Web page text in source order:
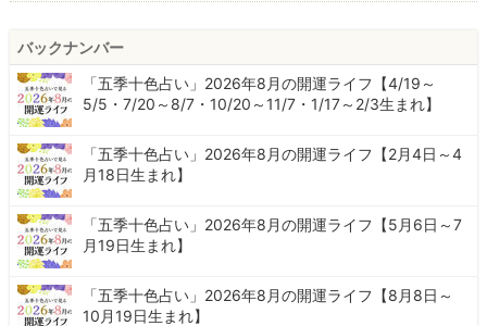
バックナンバー
「五季十色占い」2026年8月の開運ライフ【4/19～
5/5・7/20～8/7・10/20～11/7・1/17～2/3生まれ】
「五季十色占い」2026年8月の開運ライフ【2月4日～4
月18日生まれ】
「五季十色占い」2026年8月の開運ライフ【5月6日～7
月19日生まれ】
「五季十色占い」2026年8月の開運ライフ【8月8日～
10月19日生まれ】